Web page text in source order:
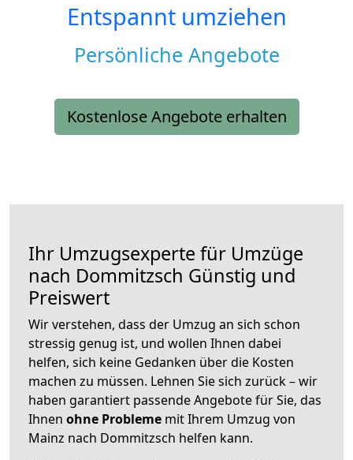
Entspannt umziehen
Persönliche Angebote
Kostenlose Angebote erhalten
Ihr Umzugsexperte für Umzüge
nach Dommitzsch Günstig und
Preiswert
Wir verstehen, dass der Umzug an sich schon
stressig genug ist, und wollen Ihnen dabei
helfen, sich keine Gedanken über die Kosten
machen zu müssen. Lehnen Sie sich zurück – wir
haben garantiert passende Angebote für Sie, das
Ihnen ohne Probleme mit Ihrem Umzug von
Mainz nach Dommitzsch helfen kann.